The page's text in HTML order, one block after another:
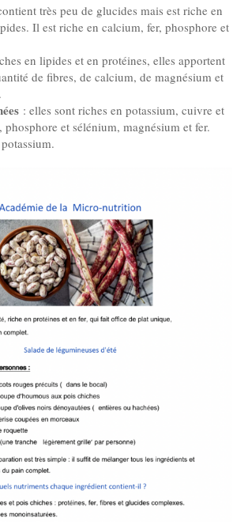
très peu de glucides mais est riche en
Il est riche en calcium, fer, phosphore et
en lipides et en protéines, elles apportent
de fibres, de calcium, de magnésium et
: elles sont riches en potassium, cuivre et
et sélénium, magnésium et fer.